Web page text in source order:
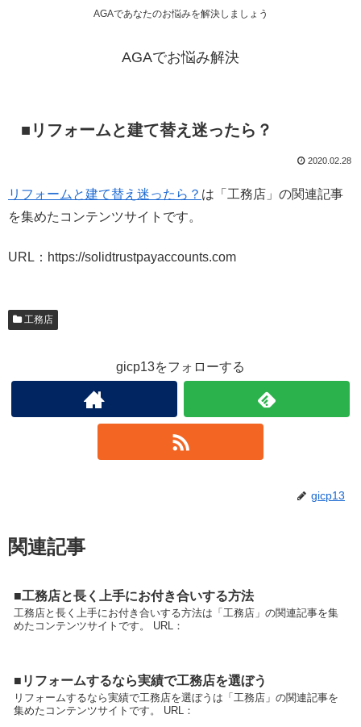
AGAであなたのお悩みを解決しましょう
AGAでお悩み解決
■リフォームと建て替え迷ったら？
2020.02.28
リフォームと建て替え迷ったら？ は「工務店」の関連記事
を集めたコンテンツサイトです。
URL：https://solidtrustpayaccounts.com
工務店
gicp13をフォローする
gicp13
関連記事
■工務店と長く上手にお付き合いする方法
工務店と長く上手にお付き合いする方法は「工務店」の関連記事を集
めたコンテンツサイトです。 URL：
■リフォームするなら実績で工務店を選ぼう
リフォームするなら実績で工務店を選ぼうは「工務店」の関連記事を
集めたコンテンツサイトです。 URL：